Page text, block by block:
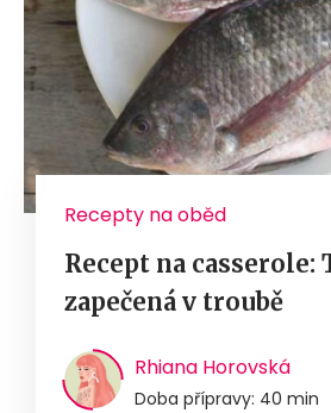
Recepty na oběd
Recept na casserole:
zapečená v troubě
Rhiana Horovská
Doba přípravy: 40 min